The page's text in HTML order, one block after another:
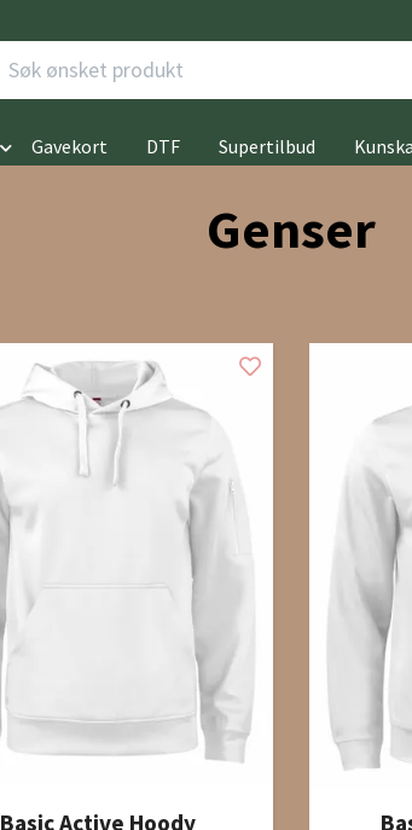
Gavekort DTF Supertilbud
Genser
Basic Active Hoody